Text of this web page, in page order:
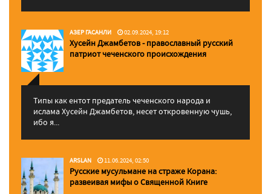
АЗЕР ГАСАНЛИ 02.09.2024, 19:12
Хусейн Джамбетов - православный русский
патриот чеченского происхождения
Типы как ентот предатель чеченского народа и
ислама Хусейн Джамбетов, несет откровенную чушь,
ибо я...
ARSLAN 11.06.2024, 02:50
Русские мусульмане на страже Корана:
pазвеивая мифы о Священной Книге